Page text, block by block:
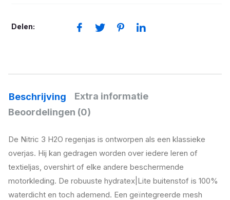
Delen:
Beschrijving
Extra informatie
Beoordelingen (0)
De Nitric 3 H2O regenjas is ontworpen als een klassieke
overjas. Hij kan gedragen worden over iedere leren of
textieljas, overshirt of elke andere beschermende
motorkleding. De robuuste hydratex|Lite buitenstof is 100%
waterdicht en toch ademend. Een geïntegreerde mesh